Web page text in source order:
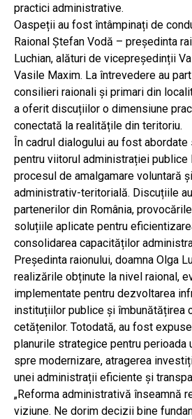
practici administrative.
Oaspeții au fost întâmpinați de
Raional Ștefan Vodă – președinta
Luchian, alături de vicepreședinții
Vasile Maxim. La întrevedere au
consilieri raionali și primari din
a oferit discuțiilor o dimensiune
conectată la realitățile din teritoriu.
În cadrul dialogului au fost
pentru viitorul administrației publice
procesul de amalgamare voluntară
administrativ-teritorială. Discuțiile
partenerilor din România,
soluțiile aplicate pentru
consolidarea capacităților
Președinta raionului, doamna Olga
realizările obținute la nivel raional,
implementate pentru dezvoltarea
instituțiilor publice și îmbunătățirea
cetățenilor. Totodată, au fost
planurile strategice pentru perioada
spre modernizare, atragerea
unei administrații eficiente și
„Reforma administrativă înseamnă
viziune. Ne dorim decizii bine